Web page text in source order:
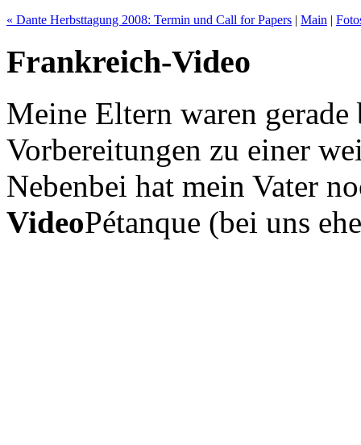
« Dante Herbsttagung 2008: Termin und Call for Papers | Main |
Frankreich-Video
Meine Eltern waren
Vorbereitungen zu einer
Nebenbei hat mein Vater
VideoPétanque (bei uns